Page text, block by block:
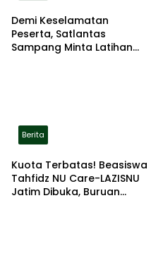
Demi Keselamatan
Peserta, Satlantas
Sampang Minta Latihan
Berita
Kuota Terbatas! Beasiswa
Tahfidz NU Care-LAZISNU
Jatim Dibuka, Buruan